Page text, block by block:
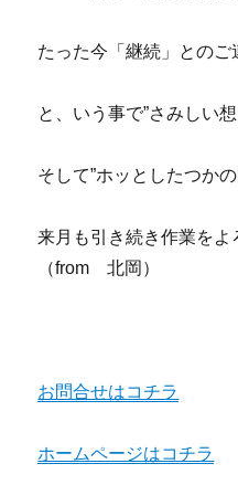
たった今「継続」とのご
と、いう事で”さみしい
そして”ホッとしたつかの
来月も引き続き作業を
（from 北岡）
お問合せはコチラ
ホームページはコチラ